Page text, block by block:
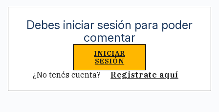
Debes iniciar sesión para poder
comentar
INICIAR
SESIÓN
¿No tenés cuenta? Registrate aquí